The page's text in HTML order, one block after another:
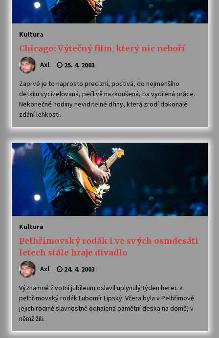
Kultura
Chicago: Výtečný film, který nic neboří
Axl 25. 4. 2003
Zaprvé je to naprosto precizní, poctivá, do nejmenšího
detailu vycizelovaná, pečlivě nazkoušená, ba vydřená práce.
Nekonečné hodiny neviditelné dřiny, která zrodí dokonalé
zdání lehkosti.
Kultura
Pelhřimovský rodák i ve svých osmdesáti
letech stále hraje divadlo
Axl 24. 4. 2003
Významné životní jubileum oslavil uplynulý týden herec a
pelhřimovský rodák Lubomír Lipský. Včera byla v Pelhřimově
jejich rodině slavnostně odhalena pamětní deska na domě, v
němž žili.